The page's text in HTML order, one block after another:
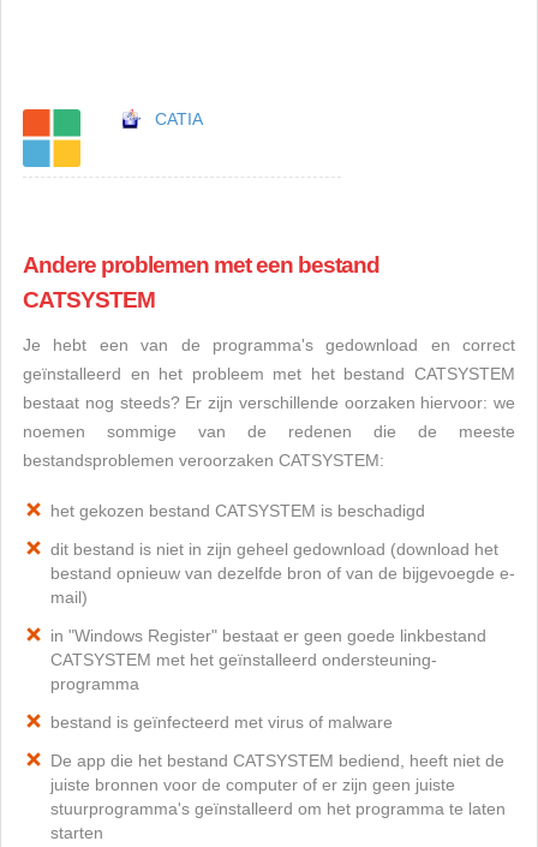
CATIA
Andere problemen met een bestand
CATSYSTEM
Je hebt een van de programma's gedownload en correct
geïnstalleerd en het probleem met het bestand CATSYSTEM
bestaat nog steeds? Er zijn verschillende oorzaken hiervoor: we
noemen sommige van de redenen die de meeste
bestandsproblemen veroorzaken CATSYSTEM:
het gekozen bestand CATSYSTEM is beschadigd
dit bestand is niet in zijn geheel gedownload (download het
bestand opnieuw van dezelfde bron of van de bijgevoegde e-
mail)
in "Windows Register" bestaat er geen goede linkbestand
CATSYSTEM met het geïnstalleerd ondersteuning-
programma
bestand is geïnfecteerd met virus of malware
De app die het bestand CATSYSTEM bediend, heeft niet de
juiste bronnen voor de computer of er zijn geen juiste
stuurprogramma's geïnstalleerd om het programma te laten
starten